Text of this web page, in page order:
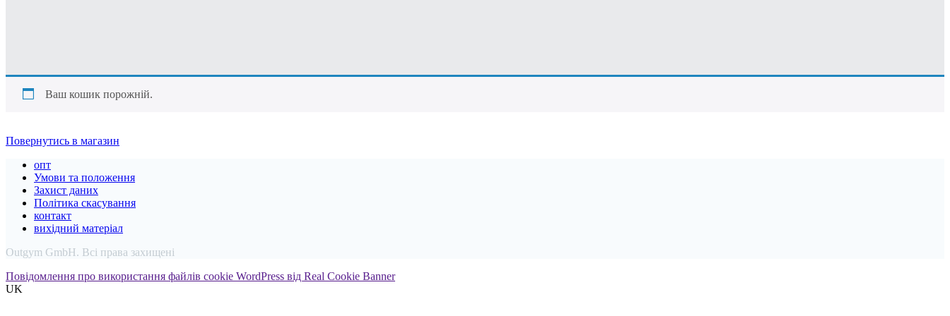
Ваш кошик порожній.
Повернутись в магазин
опт
Умови та положення
Захист даних
Політика скасування
контакт
вихідний матеріал
Outgym GmbH. Всі права захищені
Повідомлення про використання файлів cookie WordPress від Real Cookie Banner
UK